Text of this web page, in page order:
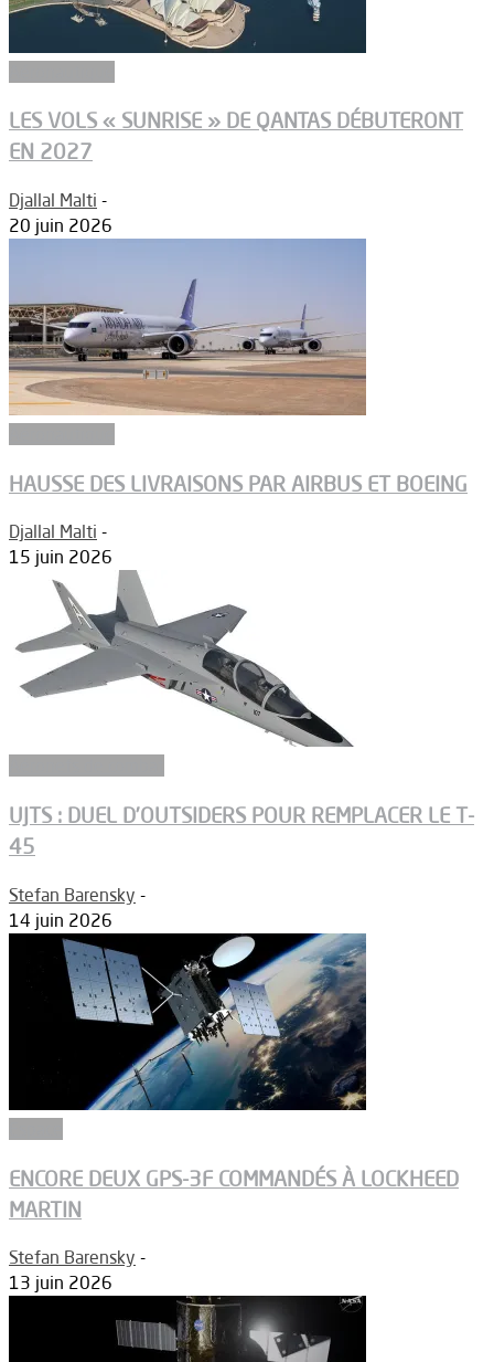
LES VOLS « SUNRISE » DE QANTAS DÉBUTERONT
EN 2027
Djallal Malti -
20 juin 2026
HAUSSE DES LIVRAISONS PAR AIRBUS ET BOEING
Djallal Malti -
15 juin 2026
UJTS : DUEL D’OUTSIDERS POUR REMPLACER LE T-
45
Stefan Barensky -
14 juin 2026
ENCORE DEUX GPS-3F COMMANDÉS À LOCKHEED
MARTIN
Stefan Barensky -
13 juin 2026